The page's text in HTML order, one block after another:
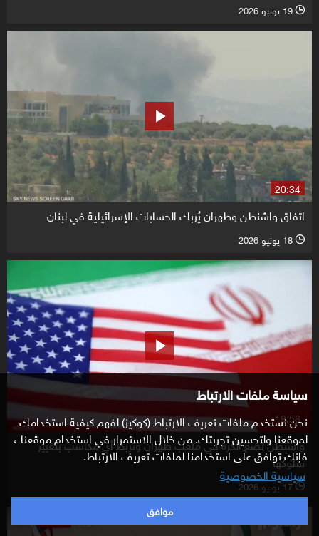
سياسة ملفات الارتباط
نحن نستخدم ملفات تعريف الارتباط (كوكيز) لفهم كيفية استخدامك
لموقعنا ولتحسين تجربتك. من خلال الاستمرار في استخدام موقعنا ،
فإنك توافق على استخدامنا لملفات تعريف الارتباط.
سياسية الخصوصية
موافق
l 19 يونيو 2026
20:34
اتفاق واشنطن وطهران يُربك الحسابات الإسرائيلية في لبنان
l 18 يونيو 2026
19:56
واشنطن تضع الكرة في ملعب طهران وتربط أي مكاسب بتغيير
سلوكها
l 17 يونيو 2026